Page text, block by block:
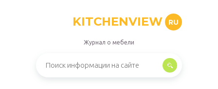
KITCHENVIEW RU
Журнал о мебели